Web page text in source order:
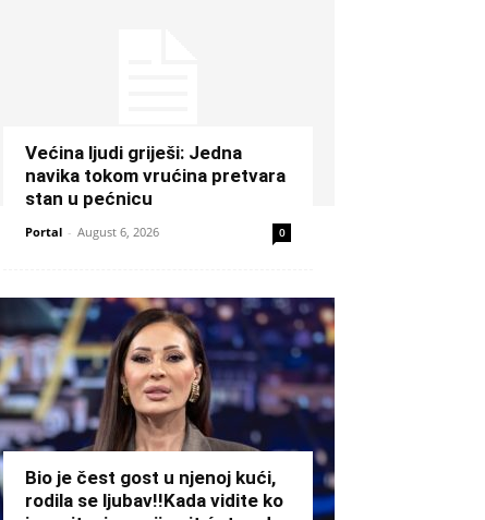
Većina ljudi griješi: Jedna
navika tokom vrućina pretvara
stan u pećnicu
Portal - August 6, 2026 0
Bio je čest gost u njenoj kući,
rodila se ljubav!!Kada vidite ko